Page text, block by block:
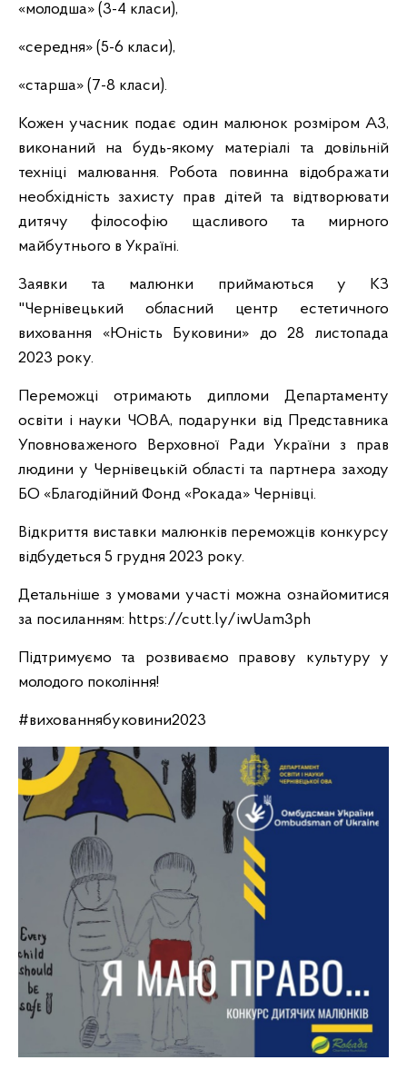
«молодша» (3-4 класи),
«середня» (5-6 класи),
«старша» (7-8 класи).
Кожен учасник подає один малюнок розміром A3,
виконаний на будь-якому матеріалі та довільній
техніці малювання. Робота повинна відображати
необхідність захисту прав дітей та відтворювати
дитячу філософію щасливого та мирного
майбутнього в Україні.
Заявки та малюнки приймаються у КЗ
"Чернівецький обласний центр естетичного
виховання «Юність Буковини» до 28 листопада
2023 року.
Переможці отримають дипломи Департаменту
освіти і науки ЧОВА, подарунки від Представника
Уповноваженого Верховної Ради України з прав
людини у Чернівецькій області та партнера заходу
БО «Благодійний Фонд «Рокада» Чернівці.
Відкриття виставки малюнків переможців конкурсу
відбудеться 5 грудня 2023 року.
Детальніше з умовами участі можна ознайомитися
за посиланням: https://cutt.ly/iwUam3ph
Підтримуємо та розвиваємо правову культуру у
молодого покоління!
#вихованнябуковини2023